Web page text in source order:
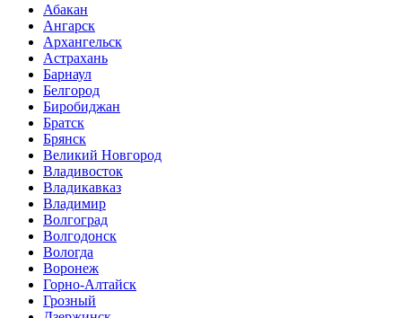
Абакан
Ангарск
Архангельск
Астрахань
Барнаул
Белгород
Биробиджан
Братск
Брянск
Великий Новгород
Владивосток
Владикавказ
Владимир
Волгоград
Волгодонск
Вологда
Воронеж
Горно-Алтайск
Грозный